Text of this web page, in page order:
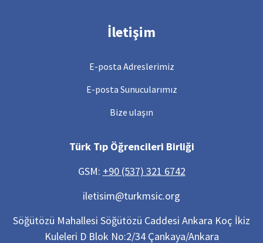
İletişim
E-posta Adreslerimiz
E-posta Sunucularımız
Bize ulaşın
Türk Tıp Öğrencileri Birliği
GSM: +90 (537) 321 6742
iletisim@turkmsic.org
Söğütözü Mahallesi Söğütözü Caddesi Ankara Koç İkiz
Kuleleri D Blok No:2/34 Çankaya/Ankara